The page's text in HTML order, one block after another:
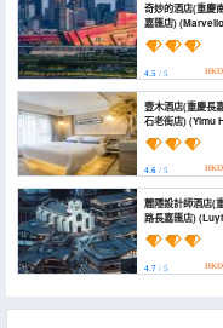
奇妙的酒店(重慶
嘉匯店) (Marvellous
Hotel (Chongqing
Nanbin Road
Changjiahui))
4.5 / 5 HKD
壹木酒店(重慶長
石老街店) (Yimu Hotel
(Chongqing
Changjiahuix
Old Street))
4.6 / 5 HKD
麓隱設計師酒店(
路長嘉匯店) (Luyin Hotel
(Chongqing
Changjiahui))
4.7 / 5 HKD